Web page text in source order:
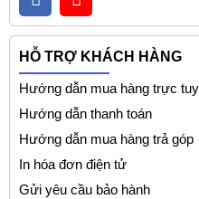
HỖ TRỢ KHÁCH HÀNG
Hướng dẫn mua hàng trực
Hướng dẫn thanh toán
Hướng dẫn mua hàng trả góp
In hóa đơn điện tử
Gửi yêu cầu bảo hành